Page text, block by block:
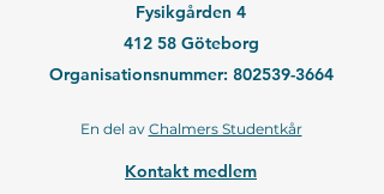
Fysikgården 4
412 58 Göteborg
Organisationsnummer: 802539-3664
En del av Chalmers Studentkår
Kontakt medlem